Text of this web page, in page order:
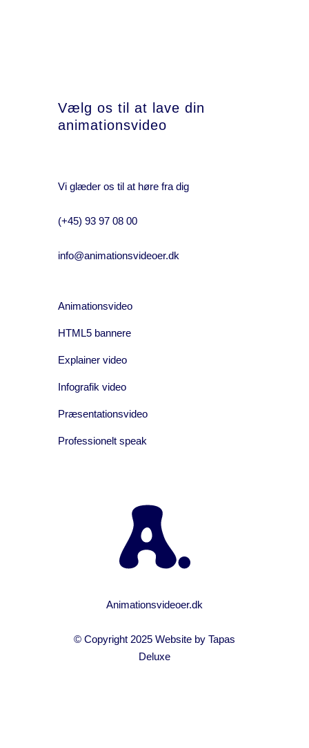
Vælg os til at lave din
animationsvideo
Vi glæder os til at høre fra dig
(+45) 93 97 08 00
info@animationsvideoer.dk
Animationsvideo
HTML5 bannere
Explainer video
Infografik video
Præsentationsvideo
Professionelt speak
Animationsvideoer.dk
© Copyright 2025 Website by Tapas
Deluxe